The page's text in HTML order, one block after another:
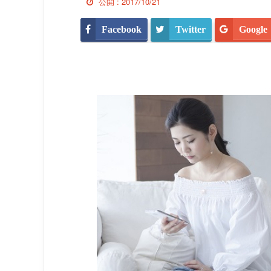
Facebook Twitter Google